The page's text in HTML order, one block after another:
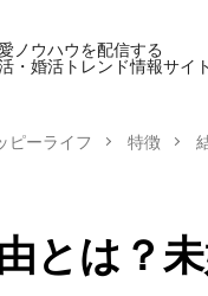
ノウハウを配信する
・婚活トレンド情報サイト
ピーライフ 特徴
とは？